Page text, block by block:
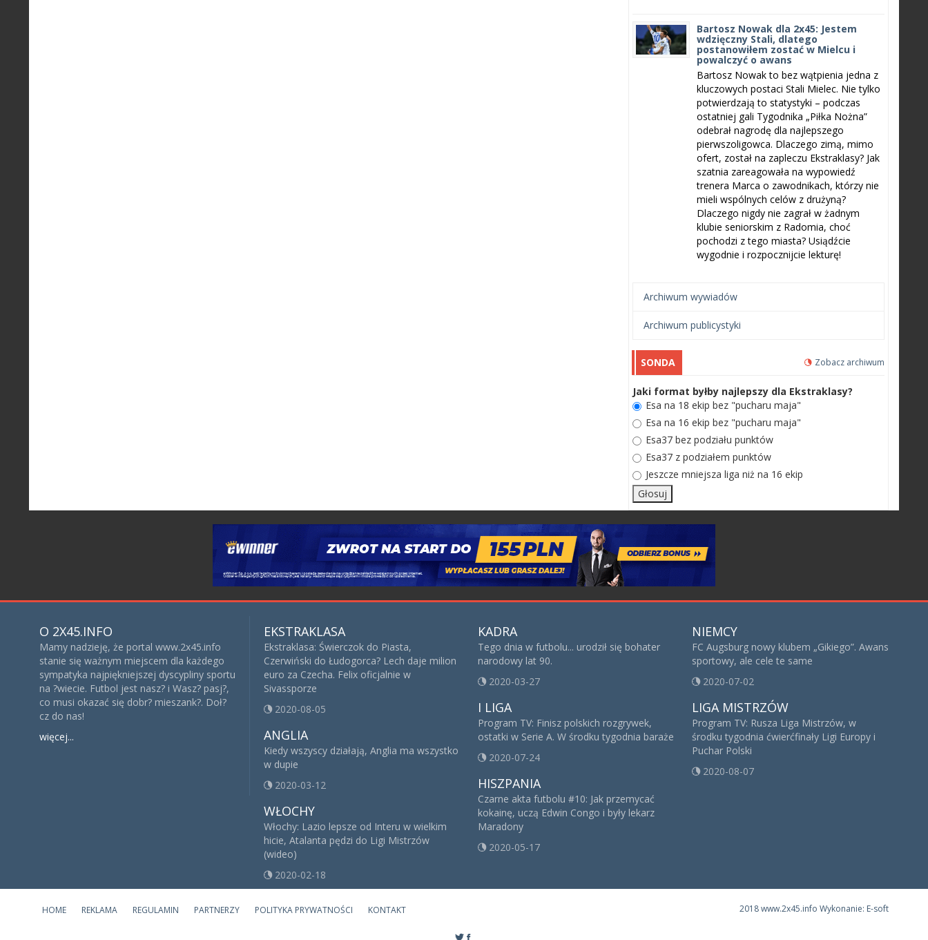
Bartosz Nowak dla 2x45: Jestem
wdzięczny Stali, dlatego
postanowiłem zostać w Mielcu i
powalczyć o awans
Bartosz Nowak to bez wątpienia jedna z
kluczowych postaci Stali Mielec. Nie tylko
potwierdzają to statystyki – podczas
ostatniej gali Tygodnika „Piłka Nożna”
odebrał nagrodę dla najlepszego
pierwszoligowca. Dlaczego zimą, mimo
ofert, został na zapleczu Ekstraklasy? Jak
szatnia zareagowała na wypowiedź
trenera Marca o zawodnikach, którzy nie
mieli wspólnych celów z drużyną?
Dlaczego nigdy nie zagrał w żadnym
klubie seniorskim z Radomia, choć
pochodzi z tego miasta? Usiądźcie
wygodnie i rozpocznijcie lekturę!
Archiwum wywiadów
Archiwum publicystyki
SONDA Zobacz archiwum
Jaki format byłby najlepszy dla Ekstraklasy?
Esa na 18 ekip bez "pucharu maja"
Esa na 16 ekip bez "pucharu maja"
Esa37 bez podziału punktów
Esa37 z podziałem punktów
Jeszcze mniejsza liga niż na 16 ekip
O 2X45.INFO
Mamy nadzieję, że portal www.2x45.info
stanie się ważnym miejscem dla każdego
sympatyka najpiękniejszej dyscypliny sportu
na ?wiecie. Futbol jest nasz? i Wasz? pasj?,
co musi okazać się dobr? mieszank?. Doł?
cz do nas!
więcej...
EKSTRAKLASA
Ekstraklasa: Świerczok do Piasta,
Czerwiński do Łudogorca? Lech daje milion
euro za Czecha. Felix oficjalnie w
Sivassporze
2020-08-05
ANGLIA
Kiedy wszyscy działają, Anglia ma wszystko
w dupie
2020-03-12
WŁOCHY
Włochy: Lazio lepsze od Interu w wielkim
hicie, Atalanta pędzi do Ligi Mistrzów
(wideo)
2020-02-18
KADRA
Tego dnia w futbolu... urodził się bohater
narodowy lat 90.
2020-03-27
I LIGA
Program TV: Finisz polskich rozgrywek,
ostatki w Serie A. W środku tygodnia baraże
2020-07-24
HISZPANIA
Czarne akta futbolu #10: Jak przemycać
kokainę, uczą Edwin Congo i były lekarz
Maradony
2020-05-17
NIEMCY
FC Augsburg nowy klubem „Gikiego”. Awans
sportowy, ale cele te same
2020-07-02
LIGA MISTRZÓW
Program TV: Rusza Liga Mistrzów, w
środku tygodnia ćwierćfinały Ligi Europy i
Puchar Polski
2020-08-07
HOME REKLAMA REGULAMIN PARTNERZY POLITYKA PRYWATNOŚCI KONTAKT 2018 www.2x45.info Wykonanie: E-soft